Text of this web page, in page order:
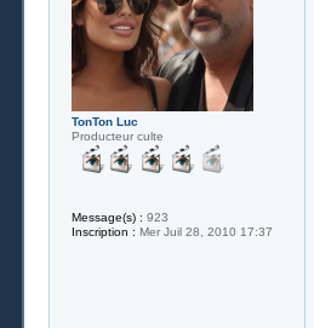
TonTon Luc
Producteur culte
Message(s) : 923
Inscription : Mer Juil 28, 2010 17:37